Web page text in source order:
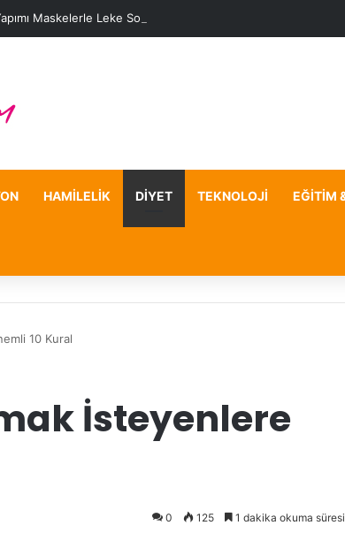
Maskelerle Leke Sorununa Çözüm Önerileri
HAMILELIK DIYET TEKNOLOJI EĞITIM
10 Kural
İsteyenlere
0 125 1 dakika okuma süresi